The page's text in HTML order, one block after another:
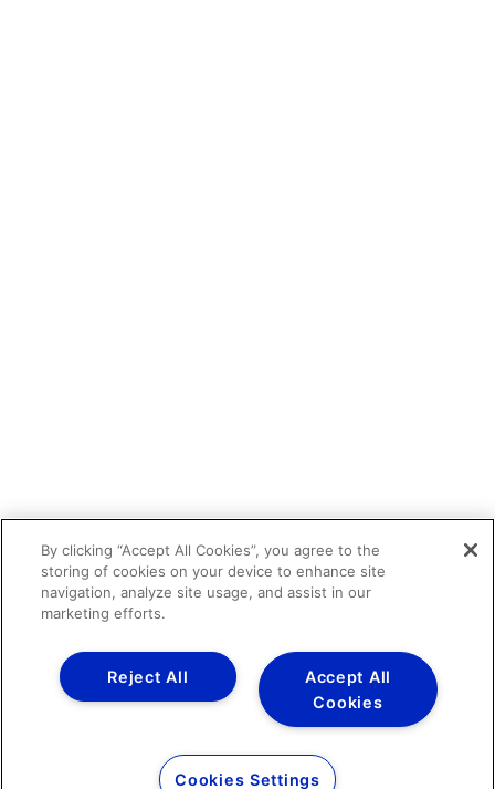
By clicking “Accept All Cookies”, you agree to the
storing of cookies on your device to enhance site
navigation, analyze site usage, and assist in our
marketing efforts.
Accept All
Cookies
Reject All
Cookies Settings